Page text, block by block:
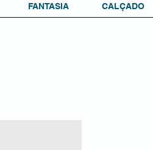
FANTASIA CALÇADO